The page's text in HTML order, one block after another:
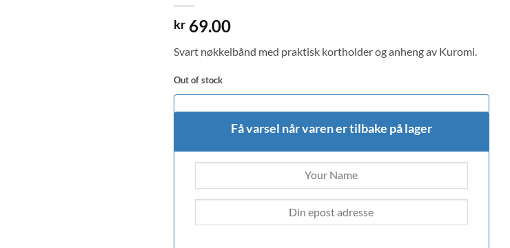
kr69.00
Svart nøkkelbånd med praktisk kortholder og anheng av Kuromi.
Out of stock
Få varsel når varen er tilbake på lager